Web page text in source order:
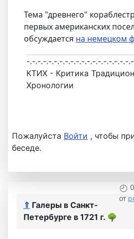
Тема "древнего"
первых американских
обсуждается на немецком
-.-.-.-.-.-.-.-.-.-.-.-.-.-.-.-.-.-.-
КТИХ - Критика
Хронологии
Пожалуйста Войти , чтобы
беседе.
от
⇑ Галеры в Санкт-
Петербурге в 1721 г. 🌳